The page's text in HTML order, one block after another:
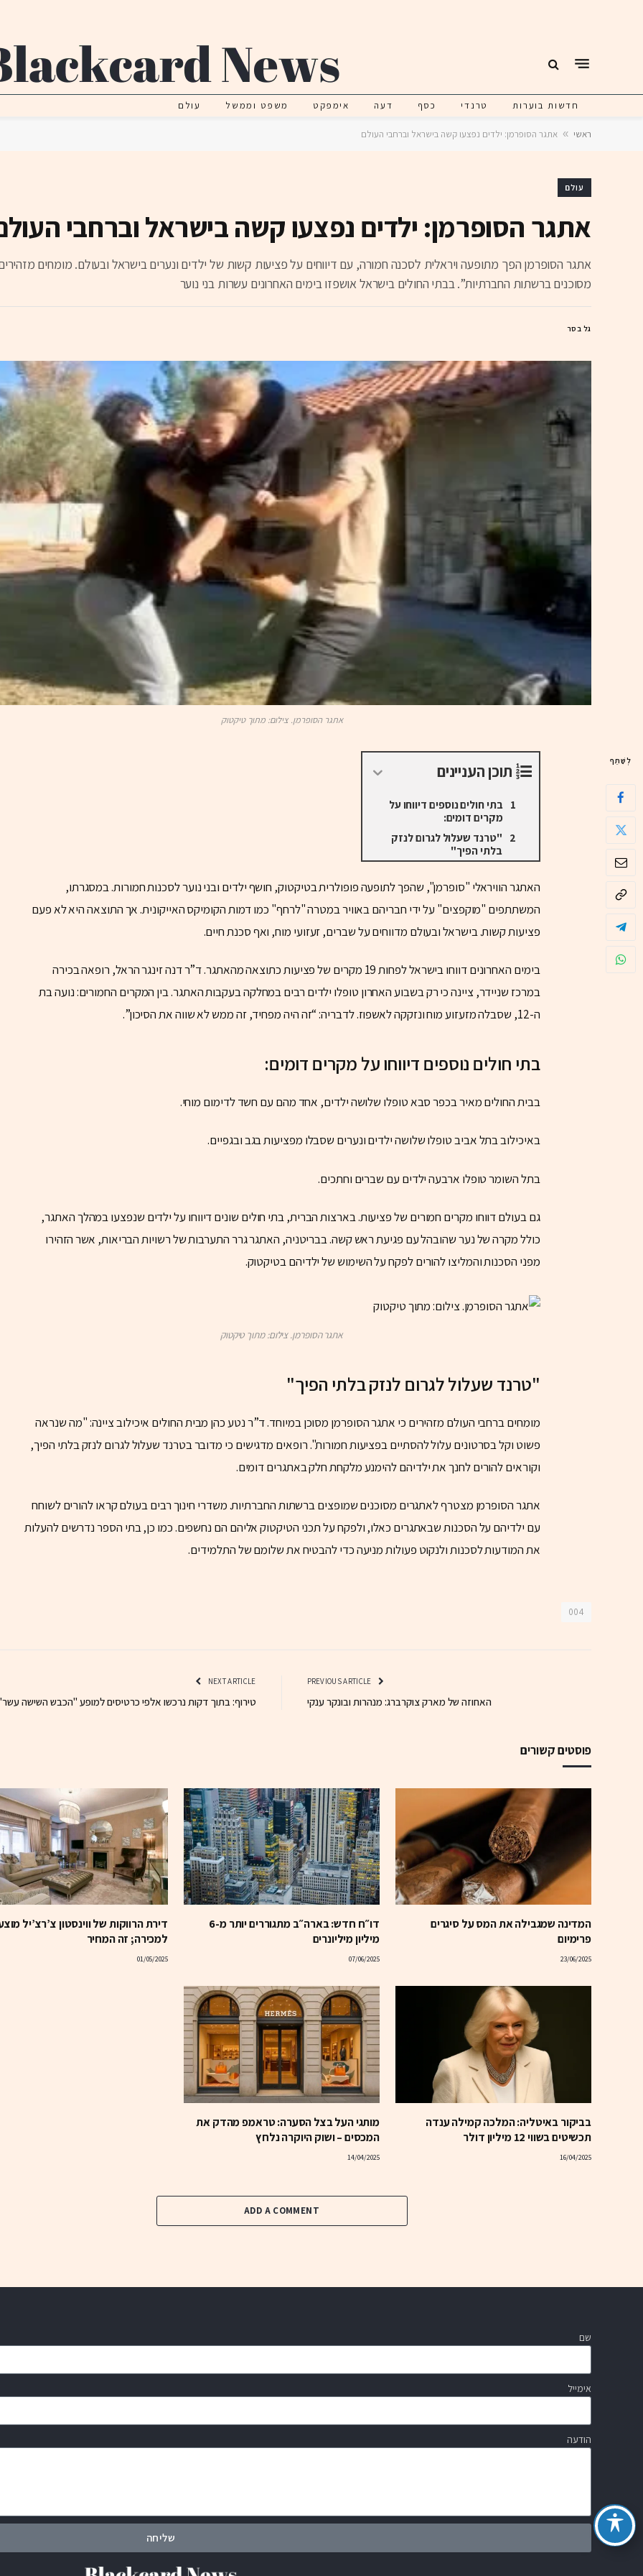
חדשות בוערות טרנדי כסף דעה אימפקט משפט וממשל עולם
ראשי » אתגר הסופרמן: ילדים נפצעו קשה בישראל וברחבי העולם
עולם
אתגר הסופרמן: ילדים נפצעו קשה בישראל וברחבי
אתגר הסופרמן הפך מתופעה ויראלית לסכנה חמורה, עם דיווחים על פציעות קשות של ילדים ונערים בישראל ובעולם. מומחים
מסוכנים ברשתות החברתיות”. בבתי החולים בישראל אושפזו בימים האחרונים עשרות בני נוער
גל בסר
אתגר הסופרמן. צילום: מתוך טיקטוק
לְשַׁתֵּף
תוכן העניינים
בתי חולים נוספים דיווחו על
מקרים דומים:
"טרנד שעלול לגרום לנזק
בלתי הפיך"
האתגר הוויראלי "סופרמן", שהפך לתופעה פופולרית בטיקטוק, חושף ילדים ובני נוער לסכנות חמורות. במסגרתו,
המשתתפים "מוקפצים" על ידי חבריהם באוויר במטרה "לרחף" כמו דמות הקומיקס האייקונית. אך התוצאה היא לא פעם
פציעות קשות. בישראל ובעולם מדווחים על שברים, זעזועי מוח, ואף סכנת חיים.
בימים האחרונים דווחו בישראל לפחות 19 מקרים של פציעות כתוצאה מהאתגר. ד”ר דנה זינגר הראל, רופאה בכירה
במרכז שניידר, ציינה כי רק בשבוע האחרון טופלו ילדים רבים במחלקה בעקבות האתגר. בין המקרים החמורים: נועה בת
ה-12, שסבלה מזעזוע מוח ונזקקה לאשפוז. לדבריה: “זה היה מפחיד, זה ממש לא שווה את הסיכון”.
בתי חולים נוספים דיווחו על מקרים דומים:
בבית החולים מאיר בכפר סבא טופלו שלושה ילדים, אחד מהם עם חשד לדימום מוחי.
באיכילוב בתל אביב טופלו שלושה ילדים ונערים שסבלו מפציעות בגב ובגפיים.
בתל השומר טופלו ארבעה ילדים עם שברים וחתכים.
גם בעולם דווחו מקרים חמורים של פציעות. בארצות הברית, בתי חולים שונים דיווחו על ילדים שנפצעו במהלך האתגר,
כולל מקרה של נער שהובהל עם פגיעת ראש קשה. בבריטניה, האתגר גרר התערבות של רשויות הבריאות, אשר הזהירו
מפני הסכנות והמליצו להורים לפקח על השימוש של ילדיהם בטיקטוק.
אתגר הסופרמן. צילום: מתוך טיקטוק
"טרנד שעלול לגרום לנזק בלתי הפיך"
מומחים ברחבי העולם מזהירים כי אתגר הסופרמן מסוכן במיוחד. ד”ר נטע כהן מבית החולים איכילוב ציינה: "מה שנראה
פשוט וקל בסרטונים עלול להסתיים בפציעות חמורות". רופאים מדגישים כי מדובר בטרנד שעלול לגרום לנזק בלתי הפיך,
וקוראים להורים לחנך את ילדיהם להימנע מלקחת חלק באתגרים דומים.
אתגר הסופרמן מצטרף לאתגרים מסוכנים שמופצים ברשתות החברתיות. משדרי חינוך רבים בעולם קראו להורים לשוחח
עם ילדיהם על הסכנות שבאתגרים כאלו, ולפקח על תכני הטיקטוק אליהם הם נחשפים. כמו כן, בתי הספר נדרשים להעלות
את המודעות לסכנות ולנקוט פעולות מניעה כדי להבטיח את שלומם של התלמידים.
004
האחוזה של מארק צוקרברג: מנהרות ובונקר ענקי
NEXT ARTICLE
טירוף: בתוך דקות נרכשו אלפי כרטיסים למופע "הכבש השישה
פוסטים קשורים
המדינה שמגבילה את המס על סיגרים
פרימיום
23/06/2025
דו״ח חדש: בארה״ב מתגוררים יותר מ-6
מיליון מיליונרים
07/06/2025
דירת הרווקות של ווינסטון צ’רצ’יל
למכירה; זה המחיר
01/05/2025
בביקור באיטליה: המלכה קמילה ענדה
תכשיטים בשווי 12 מיליון דולר
16/04/2025
מותגי העל בצל הסערה: טראמפ מהדק את
המכסים – ושוק היוקרה נלחץ
14/04/2025
ADD A COMMENT
שם
אימייל
הודעה
שליחה